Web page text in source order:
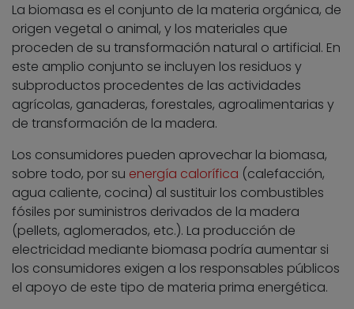
La biomasa es el conjunto de la materia orgánica, de
origen vegetal o animal, y los materiales que
proceden de su transformación natural o artificial. En
este amplio conjunto se incluyen los residuos y
subproductos procedentes de las actividades
agrícolas, ganaderas, forestales, agroalimentarias y
de transformación de la madera.
Los consumidores pueden aprovechar la biomasa,
sobre todo, por su energía calorífica (calefacción,
agua caliente, cocina) al sustituir los combustibles
fósiles por suministros derivados de la madera
(pellets, aglomerados, etc.). La producción de
electricidad mediante biomasa podría aumentar si
los consumidores exigen a los responsables públicos
el apoyo de este tipo de materia prima energética.